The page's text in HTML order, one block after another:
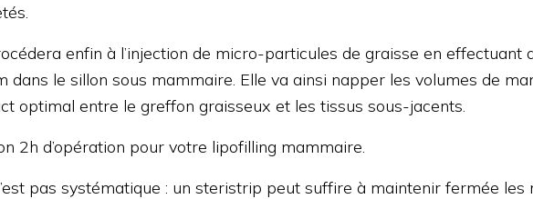
enfin à l’injection de micro-particules de graisse en effectuant
dans le sillon sous mammaire. Elle va ainsi napper les volumes de
optimal entre le greffon graisseux et les tissus sous-jacents.
2h d’opération pour votre lipofilling mammaire.
pas systématique : un steristrip peut suffire à maintenir fermée